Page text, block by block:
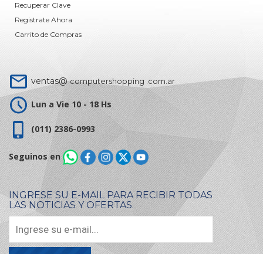
Recuperar Clave
Registrate Ahora
Carrito de Compras
ventas@computershopping .com.ar
Lun a Vie 10 - 18 Hs
(011) 2386-0993
Seguinos en
INGRESE SU E-MAIL PARA RECIBIR TODAS
LAS NOTICIAS Y OFERTAS.